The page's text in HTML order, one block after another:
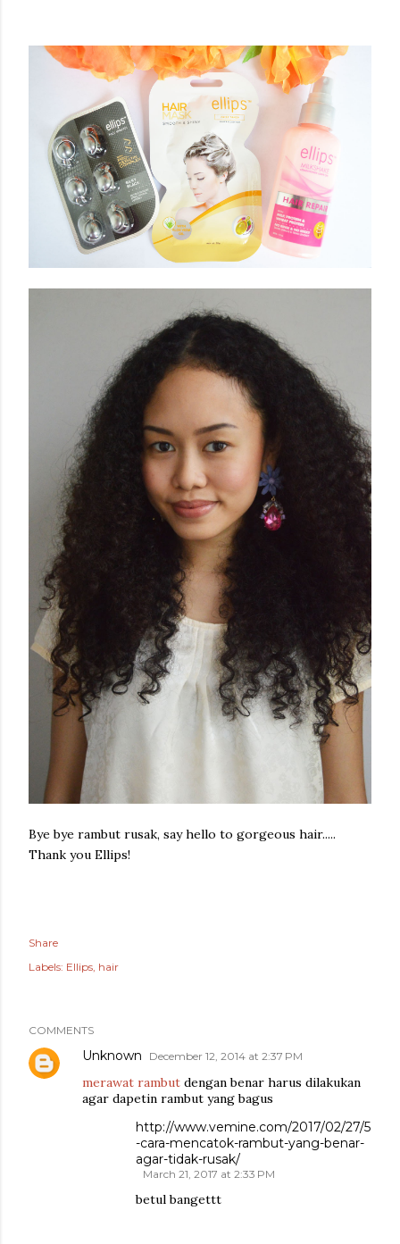
Bye bye rambut rusak, say hello to gorgeous hair.....
Thank you Ellips!
Share
Labels: Ellips hair
COMMENTS
Unknown December 12, 2014 at 2:37 PM
merawat rambut dengan benar harus dilakukan
agar dapetin rambut yang bagus
http://www.vemine.com/2017/02/27/5
-cara-mencatok-rambut-yang-benar-
agar-tidak-rusak/
March 21, 2017 at 2:33 PM
betul bangettt